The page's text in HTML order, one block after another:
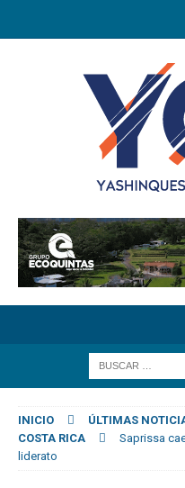
INICIO
ÚLTIMAS
COSTA RICA
Saprissa
liderato